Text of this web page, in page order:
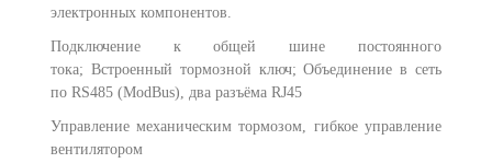
электронных компонентов.
Подключение к общей шине постоянного
тока;Встроенный тормозной ключ;Объединение в сеть
по RS485 (ModBus), два разъёма RJ45
Управление механическим тормозом, гибкое управление
вентилятором